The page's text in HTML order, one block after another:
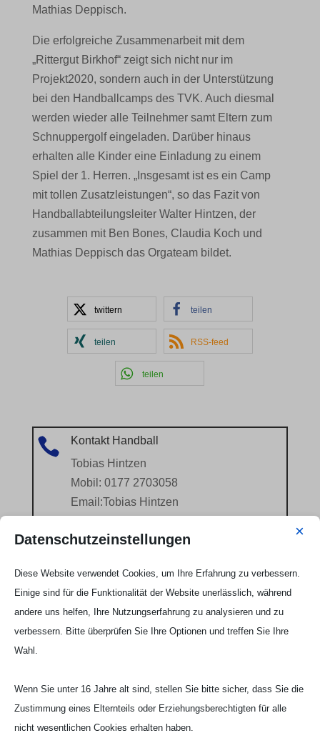
Mathias Deppisch.
Die erfolgreiche Zusammenarbeit mit dem
„Rittergut Birkhof“ zeigt sich nicht nur im
Projekt2020, sondern auch in der Unterstützung
bei den Handballcamps des TVK. Auch diesmal
werden wieder alle Teilnehmer samt Eltern zum
Schnuppergolf eingeladen. Darüber hinaus
erhalten alle Kinder eine Einladung zu einem
Spiel der 1. Herren. „Insgesamt ist es ein Camp
mit tollen Zusatzleistungen“, so das Fazit von
Handballabteilungsleiter Walter Hintzen, der
zusammen mit Ben Bones, Claudia Koch und
Mathias Deppisch das Orgateam bildet.
twittern teilen
teilen RSS-feed
teilen

Kontakt Handball
Tobias Hintzen
Mobil: 0177 2703058
Email:Tobias Hintzen
Datenschutzeinstellungen ×
Diese Website verwendet Cookies, um Ihre Erfahrung zu verbessern.
Einige sind für die Funktionalität der Website unerlässlich, während
andere uns helfen, Ihre Nutzungserfahrung zu analysieren und zu
verbessern. Bitte überprüfen Sie Ihre Optionen und treffen Sie Ihre
Wahl.
Wenn Sie unter 16 Jahre alt sind, stellen Sie bitte sicher, dass Sie die
Zustimmung eines Elternteils oder Erziehungsberechtigten für alle
nicht wesentlichen Cookies erhalten haben.